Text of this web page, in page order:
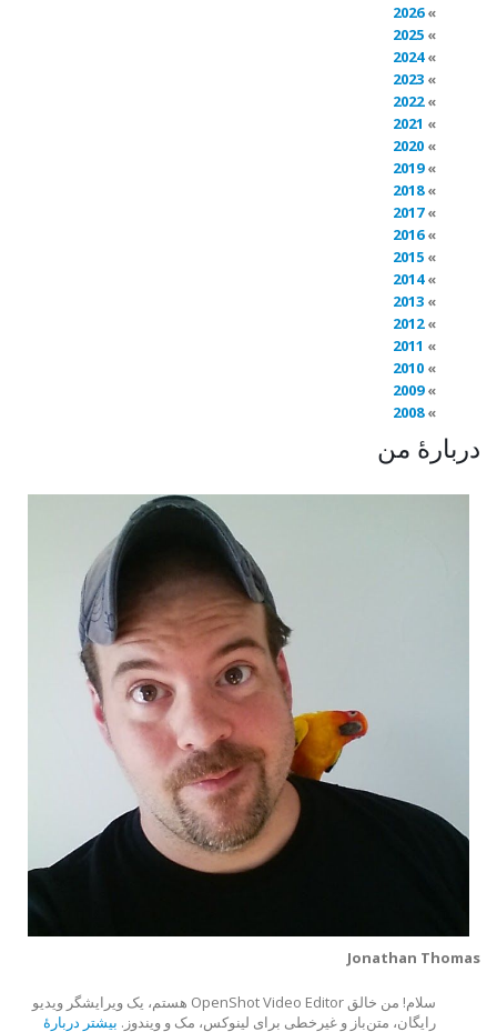
2026
2025
2024
2023
2022
2021
2020
2019
2018
2017
2016
2015
2014
2013
2012
2011
2010
2009
2008
دربارهٔ من
Jonathan Thomas
سلام! من خالق OpenShot Video Editor هستم، یک ویرایشگر ویدیو
رایگان، متن‌باز و غیرخطی برای لینوکس، مک و ویندوز. بیشتر دربارهٔ